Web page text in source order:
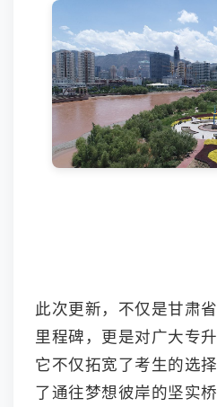
此次更新，不仅是甘肃
里程碑，更是对广大专
它不仅拓宽了考生的选
了通往梦想彼岸的坚实